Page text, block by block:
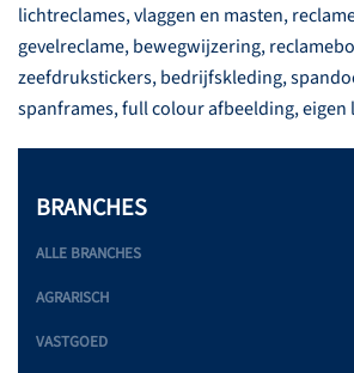
lichtreclames, vlaggen en masten,
gevelreclame, bewegwijzering,
zeefdrukstickers, bedrijfskleding,
spanframes, full colour afbeelding, eigen
BRANCHES
ALLE BRANCHES
AGRARISCH
VASTGOED